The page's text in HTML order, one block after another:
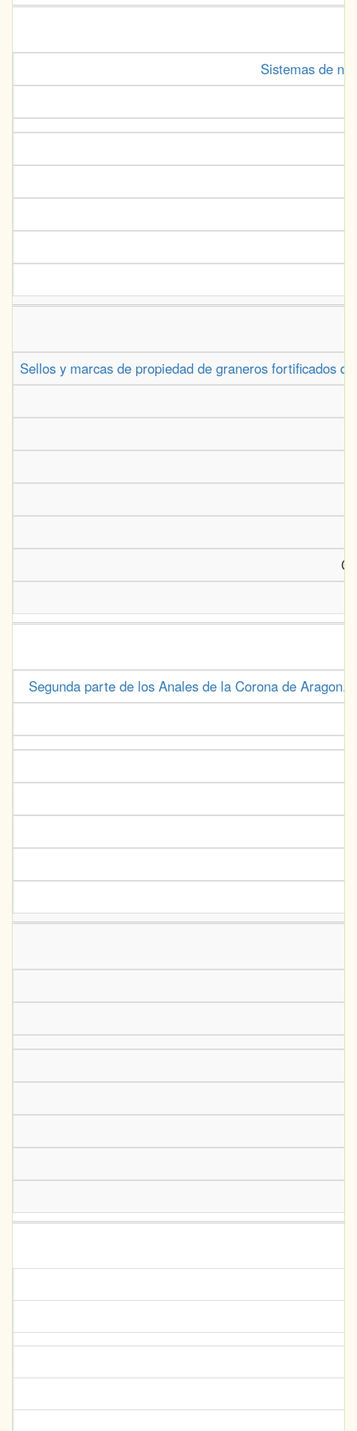
Sistemas de
Sellos y marcas de propiedad de graneros fortificados
Segunda parte de los Anales de la Corona de